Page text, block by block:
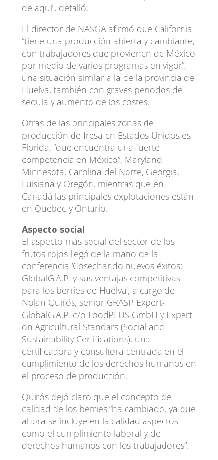
de aquí”, detalló.
El director de NASGA afirmó que California
“tiene una producción abierta y cambiante,
con trabajadores que provienen de México
por medio de varios programas en vigor”,
una situación similar a la de la provincia de
Huelva, también con graves periodos de
sequía y aumento de los costes.
Otras de las principales zonas de
producción de fresa en Estados Unidos es
Florida, “que encuentra una fuerte
competencia en México”, Maryland,
Minnesota, Carolina del Norte, Georgia,
Luisiana y Oregón, mientras que en
Canadá las principales explotaciones están
en Quebec y Ontario.
Aspecto social
El aspecto más social del sector de los
frutos rojos llegó de la mano de la
conferencia ‘Cosechando nuevos éxitos:
GlobalG.A.P. y sus ventajas competitivas
para los berries de Huelva’, a cargo de
Nolan Quirós, senior GRASP Expert-
GlobalG.A.P. c/o FoodPLUS GmbH y Expert
on Agricultural Standars (Social and
Sustainability Certifications), una
certificadora y consultora centrada en el
cumplimiento de los derechos humanos en
el proceso de producción.
Quirós dejó claro que el concepto de
calidad de los berries “ha cambiado, ya que
ahora se incluye en la calidad aspectos
como el cumplimiento laboral y de
derechos humanos con los trabajadores”.